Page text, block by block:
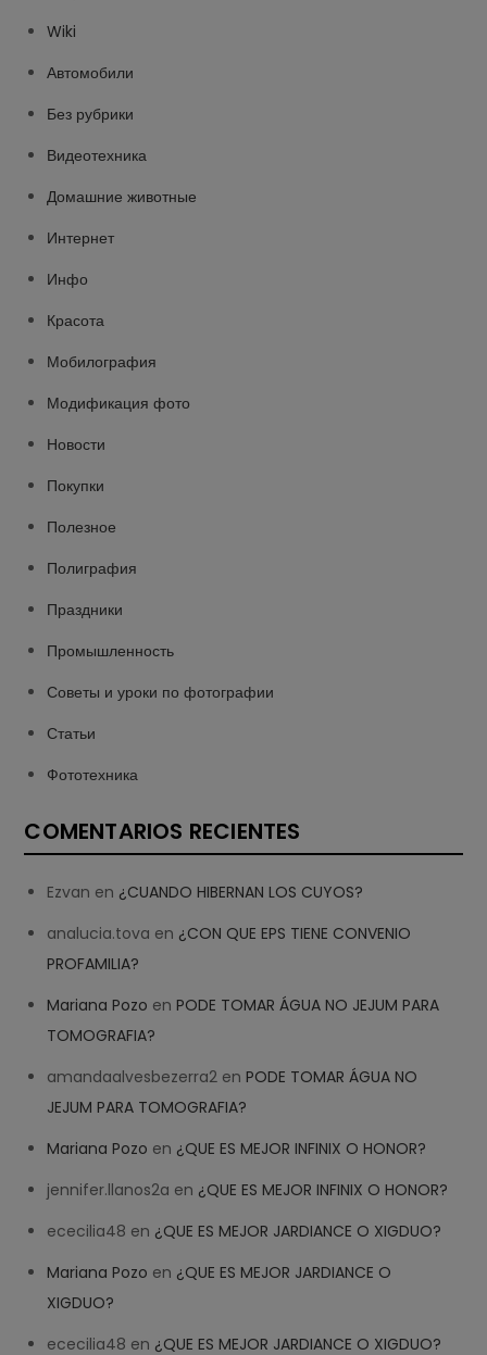
Wiki
Автомобили
Без рубрики
Видеотехника
Домашние животные
Интернет
Инфо
Красота
Мобилография
Модификация фото
Новости
Покупки
Полезное
Полиграфия
Праздники
Промышленность
Советы и уроки по фотографии
Статьи
Фототехника
COMENTARIOS RECIENTES
Ezvan en ¿CUANDO HIBERNAN LOS CUYOS?
analucia.tova en ¿CON QUE EPS TIENE CONVENIO
PROFAMILIA?
Mariana Pozo enPODE TOMAR ÁGUA NO JEJUM PARA
TOMOGRAFIA?
amandaalvesbezerra2 enPODE TOMAR ÁGUA NO
JEJUM PARA TOMOGRAFIA?
Mariana Pozo en ¿QUE ES MEJOR INFINIX O HONOR?
jennifer.llanos2a en ¿QUE ES MEJOR INFINIX O HONOR?
ececilia48 en ¿QUE ES MEJOR JARDIANCE O XIGDUO?
Mariana Pozo en ¿QUE ES MEJOR JARDIANCE O
XIGDUO?
ececilia48 en ¿QUE ES MEJOR JARDIANCE O XIGDUO?